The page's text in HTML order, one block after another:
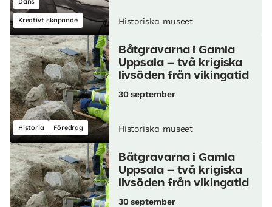
Kreativt skapande Historiska museet
Historia Föredrag
Båtgravarna i Gamla
Uppsala – två krigiska
livsöden från vikingatid
30 september
Historiska museet
Båtgravarna i Gamla
Uppsala – två krigiska
livsöden från vikingatid
30 september